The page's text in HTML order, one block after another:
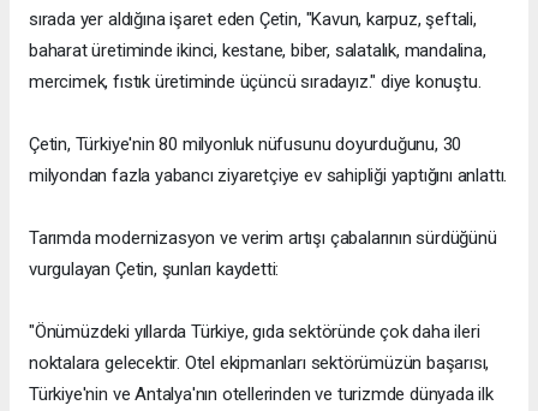
sırada yer aldığına işaret eden Çetin, "Kavun, karpuz, şeftali,
baharat üretiminde ikinci, kestane, biber, salatalık, mandalina,
mercimek, fıstık üretiminde üçüncü sıradayız." diye konuştu.
Çetin, Türkiye'nin 80 milyonluk nüfusunu doyurduğunu, 30
milyondan fazla yabancı ziyaretçiye ev sahipliği yaptığını anlattı.
Tarımda modernizasyon ve verim artışı çabalarının sürdüğünü
vurgulayan Çetin, şunları kaydetti:
"Önümüzdeki yıllarda Türkiye, gıda sektöründe çok daha ileri
noktalara gelecektir. Otel ekipmanları sektörümüzün başarısı,
Türkiye'nin ve Antalya'nın otellerinden ve turizmde dünyada ilk